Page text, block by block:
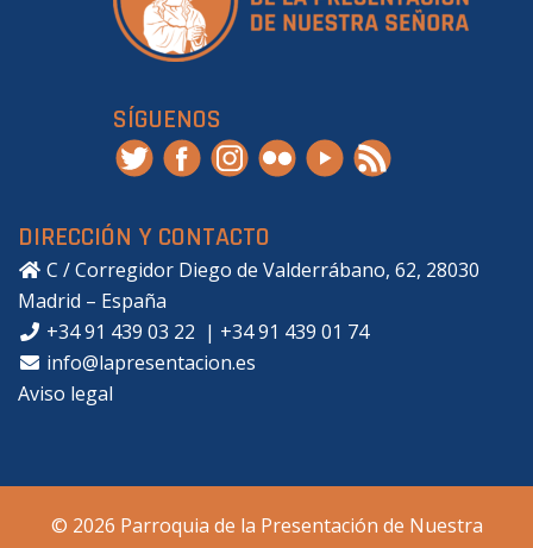
SÍGUENOS
DIRECCIÓN Y CONTACTO
C / Corregidor Diego de Valderrábano, 62, 28030
Madrid – España
+34 91 439 03 22 | +34 91 439 01 74
info@lapresentacion.es
Aviso legal
© 2026 Parroquia de la Presentación de Nuestra